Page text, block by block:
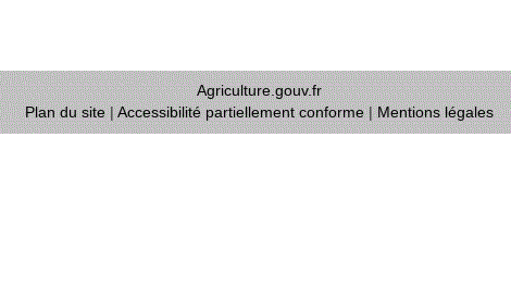
Agriculture.gouv.fr
Plan du site|Accessibilité partiellement conforme|Mentions légales